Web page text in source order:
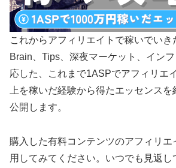
これからアフィリエイトで稼いでいき
Brain、Tips、深夜マーケット、イン
応した、これまで1ASPでアフィリエ
上を稼いだ経験から得たエッセンス
公開します。
購入した有料コンテンツのアフィリ
用してみてください。いつでも見返し